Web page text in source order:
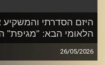
היזם הסדרתי והמשקיע
הלאומי הבא: "מגיפת"
26/05/2026